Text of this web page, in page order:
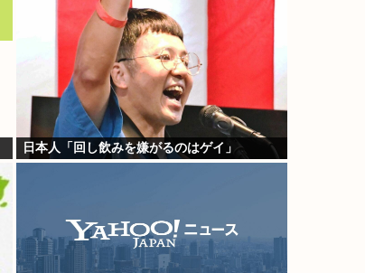
日本人「回し飲みを嫌がるのはゲイ」